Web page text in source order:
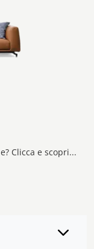
Cerchi salotti e divani Ditre Italia in pelle? Clicca e scopri di più sul modello St Germain per spazi design.